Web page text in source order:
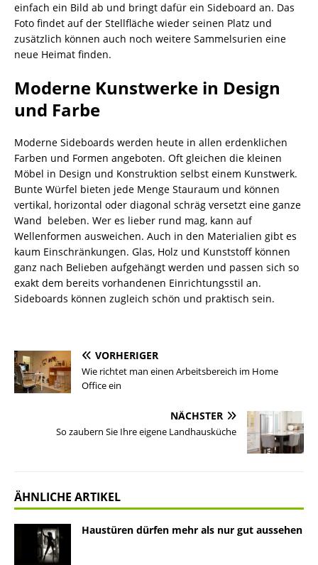
einfach ein Bild ab und bringt dafür ein Sideboard an. Das
Foto findet auf der Stellfläche wieder seinen Platz und
zusätzlich können auch noch weitere Sammelsurien eine
neue Heimat finden.
Moderne Kunstwerke in Design
und Farbe
Moderne Sideboards werden heute in allen erdenklichen
Farben und Formen angeboten. Oft gleichen die kleinen
Möbel in Design und Konstruktion selbst einem Kunstwerk.
Bunte Würfel bieten jede Menge Stauraum und können
vertikal, horizontal oder diagonal schräg versetzt eine ganze
Wand beleben. Wer es lieber rund mag, kann auf
Wellenformen ausweichen. Auch in den Materialien gibt es
kaum Einschränkungen. Glas, Holz und Kunststoff können
ganz nach Belieben aufgehängt werden und passen sich so
exakt dem bereits vorhandenen Einrichtungsstil an.
Sideboards können zugleich schön und praktisch sein.
VORHERIGER
Wie richtet man einen Arbeitsbereich im Home
Office ein
NÄCHSTER
So zaubern Sie Ihre eigene Landhausküche
ÄHNLICHE ARTIKEL
Haustüren dürfen mehr als nur gut aussehen